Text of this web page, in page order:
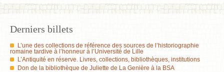
Derniers billets
L’une des collections de référence des sources de l’historiographie
romaine tardive à l’honneur à l’Université de Lille
L’Antiquité en réserve. Livres, collections, bibliothèques, institutions
Don de la bibliothèque de Juliette de La Genière à la BSA